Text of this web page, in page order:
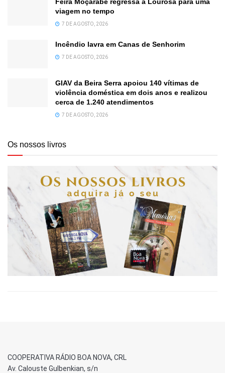
viagem no tempo
7 DE AGOSTO, 2026
Incêndio lavra em Canas de Senhorim
7 DE AGOSTO, 2026
GIAV da Beira Serra apoiou 140 vítimas de
violência doméstica em dois anos e realizou
cerca de 1.240 atendimentos
7 DE AGOSTO, 2026
Os nossos livros
COOPERATIVA RÁDIO BOA NOVA, CRL
Av. Calouste Gulbenkian, s/n